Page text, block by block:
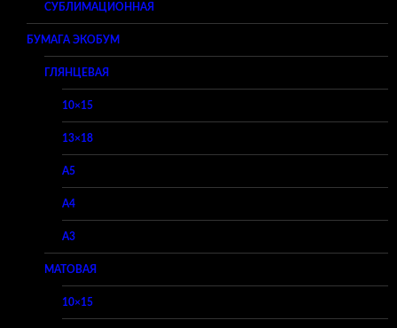
СУБЛИМАЦИОННАЯ
БУМАГА ЭКОБУМ
ГЛЯНЦЕВАЯ
10×15
13×18
A5
A4
A3
МАТОВАЯ
10×15